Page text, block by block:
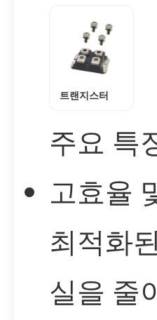
트랜지스터
주요 특
고효율
최적화
실을 줄